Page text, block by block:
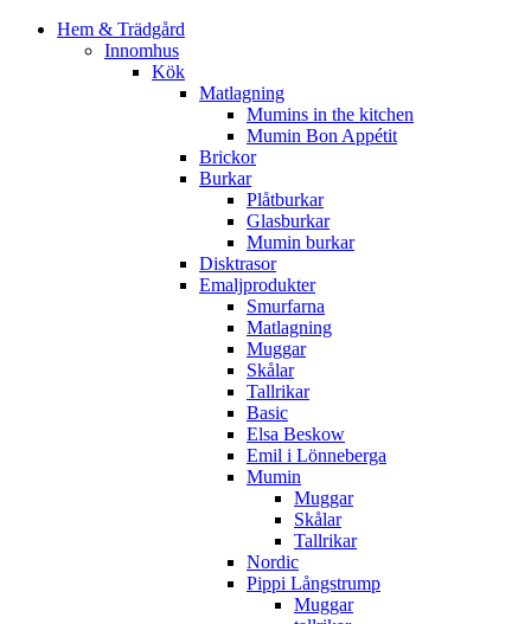
Hem & Trädgård
Innomhus
Kök
Matlagning
Mumins in the kitchen
Mumin Bon Appétit
Brickor
Burkar
Plåtburkar
Glasburkar
Mumin burkar
Disktrasor
Emaljprodukter
Smurfarna
Matlagning
Muggar
Skålar
Tallrikar
Basic
Elsa Beskow
Emil i Lönneberga
Mumin
Muggar
Skålar
Tallrikar
Nordic
Pippi Långstrump
Muggar